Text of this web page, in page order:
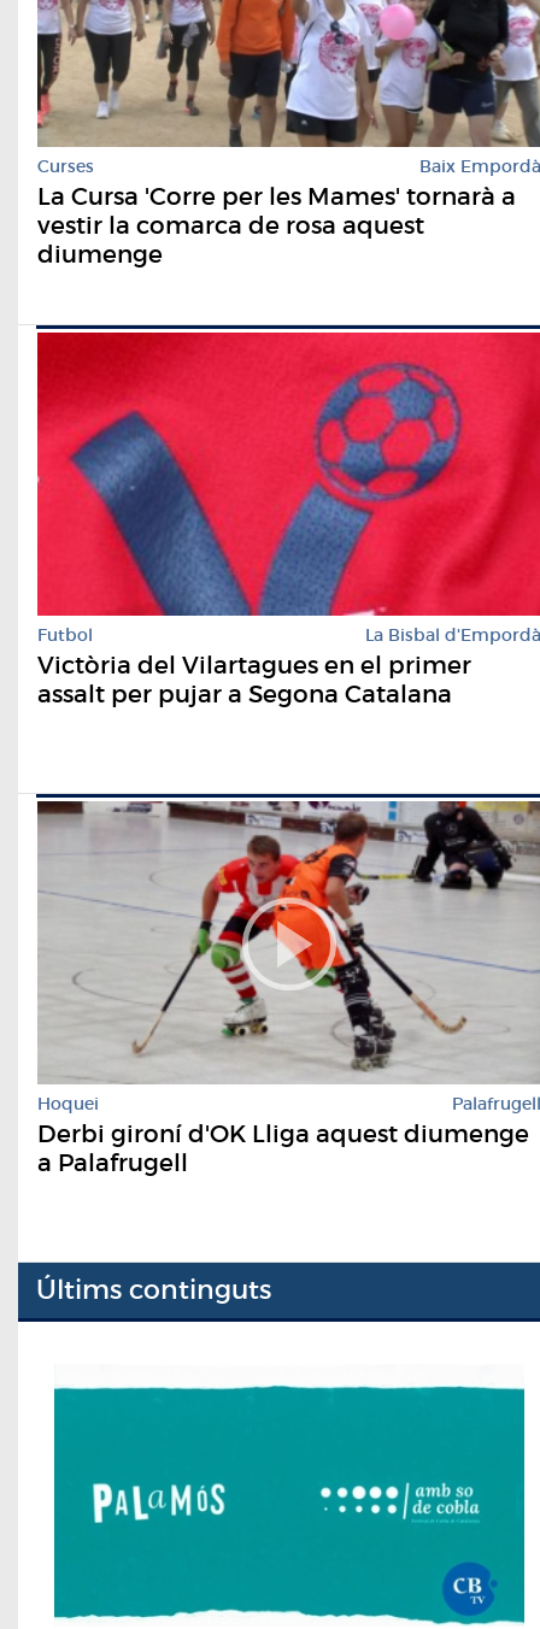
Curses Baix Empordà
La Cursa 'Corre per les Mames' tornarà a
vestir la comarca de rosa aquest
diumenge
Futbol La Bisbal d'Empordà
Victòria del Vilartagues en el primer
assalt per pujar a Segona Catalana
Hoquei Palafrugell
Derbi gironí d'OK Lliga aquest diumenge
a Palafrugell
Últims continguts